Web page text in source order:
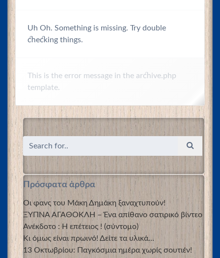
Uh Oh. Something is missing. Try double
checking things.
This is the error message in the archive.php
template.
Πρόσφατα άρθρα
Οι φανς του Μάκη Δημάκη ξαναχτυπούν!
ΞΥΠΝΑ ΑΓΑΘΟΚΛΗ – Ένα απίθανο σατιρικό βίντεο
Ανέκδοτο : Η επέτειος ! (σύντομο)
Κι όμως είναι πρωινό! Δείτε τα υλικά…
13 Οκτωβρίου: Παγκόσμια ημέρα χωρίς σουτιέν!